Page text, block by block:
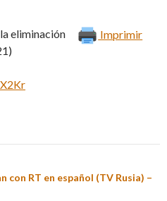
Imprimir
eliminación
con RT en español (TV Rusia) –